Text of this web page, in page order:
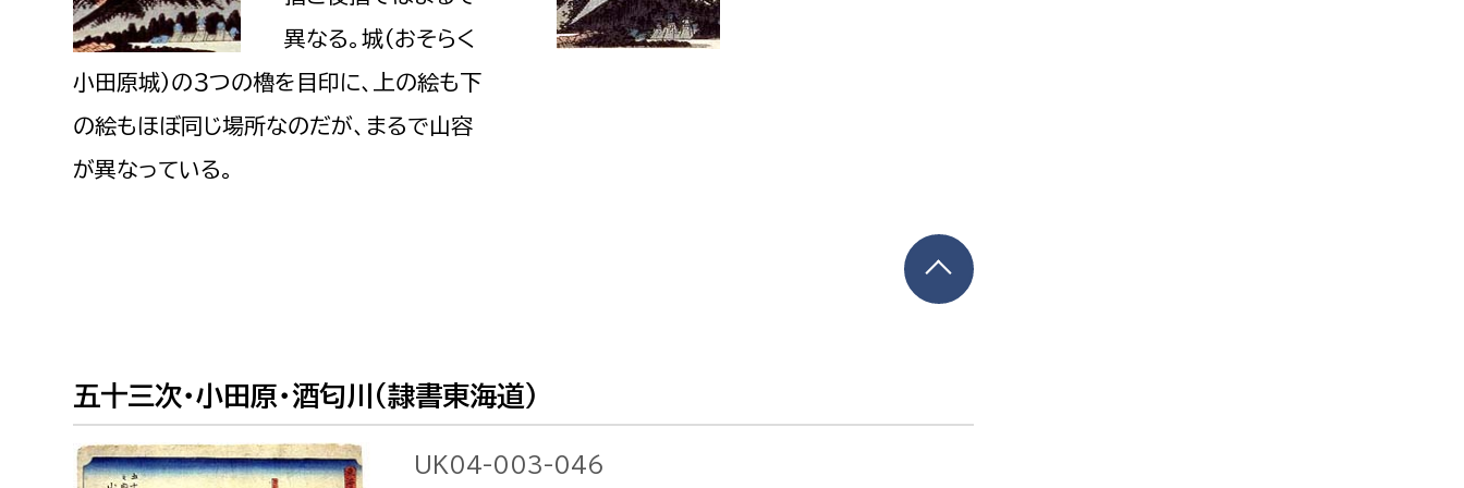
異なる。城（おそらく
小田原城）の３つの櫓を目印に、上の絵も下
の絵もほぼ同じ場所なのだが、まるで山容
が異なっている。
五十三次・小田原・酒匂川（隷書東海道）
UK04-003-046